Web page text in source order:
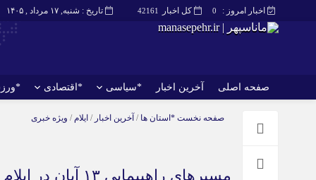
کل اخبار 42161 اخبار امروز : 0 تاریخ : شنبه, ۱۷ مرداد , ۱۴۰۵
صفحه اصلی آخرین اخبار *سیاسی *اقتصادی
آخرین اخبار صفحه نخست *استان ها / آخرین اخبار / ایلام / ویژه خبری
مسیرهای راهپیمایی ۱۳ آبان در ایلام اعلام شد